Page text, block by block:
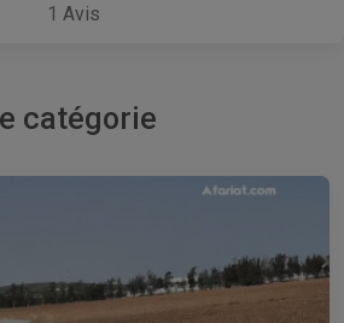
1 Avis
catégorie